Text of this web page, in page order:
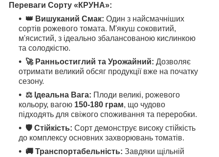
Переваги Сорту «КРУНА»:
👑 Вишуканий Смак: Один з найсмачніших
сортів рожевого томата. М'якуш соковитий,
м'ясистий, з ідеально збалансованою кислинкою
та солодкістю.
🚀 Ранньостиглий та Урожайний: Дозволяє
отримати великий обсяг продукції вже на початку
сезону.
⚖️ Ідеальна Вага: Плоди великі, рожевого
кольору, вагою 150-180 грам, що чудово
підходять для свіжого споживання та переробки.
🛡️ Стійкість: Сорт демонструє високу стійкість
до комплексу основних захворювань томатів.
🚚 Транспортабельність: Завдяки щільній